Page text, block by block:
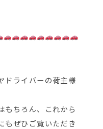
ドライバーの荷主様
もちろん、これから
もぜひご覧いただき